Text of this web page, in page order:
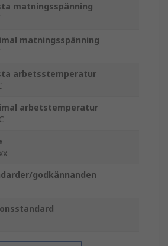
matningsspänning
matningsspänning
arbetsstemperatur
arbetstemperatur
godkännanden